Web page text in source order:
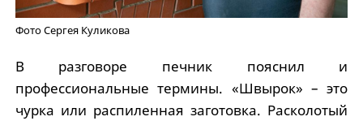
Фото Сергея Куликова
В разговоре печник пояснил и
профессиональные термины. «Швырок» – это
чурка или распиленная заготовка. Расколотый